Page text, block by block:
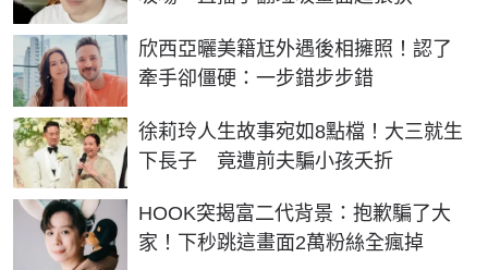
欣西亞曬美籍尪外遇後相擁照！認了
牽手卻僵硬：一步錯步步錯
徐莉玲人生故事宛如8點檔！大三就生
下長子 竟遭前夫騙小孩夭折
HOOK突揭富二代背景：抱歉騙了大
家！下秒跳這畫面2萬粉絲全瘋掉